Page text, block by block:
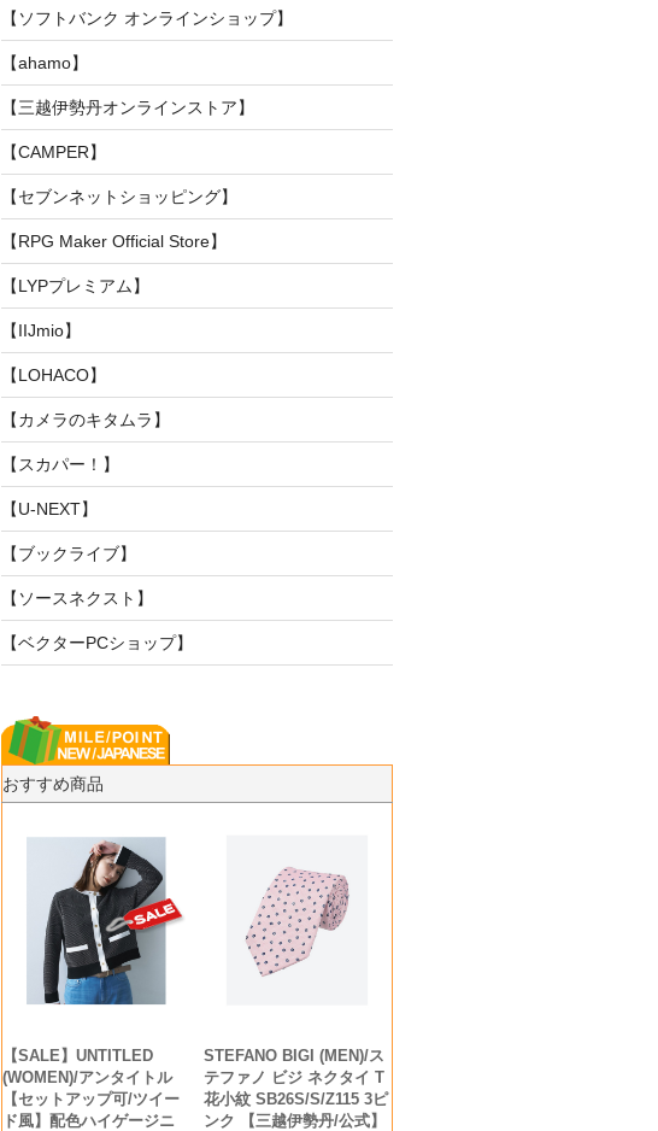
【ソフトバンク オンラインショップ】
【ahamo】
【三越伊勢丹オンラインストア】
【CAMPER】
【セブンネットショッピング】
【RPG Maker Official Store】
【LYPプレミアム】
【IIJmio】
【LOHACO】
【カメラのキタムラ】
【スカパー！】
【U-NEXT】
【ブックライブ】
【ソースネクスト】
【ベクターPCショップ】
おすすめ商品
【SALE】UNTITLED
(WOMEN)/アンタイトル
【セットアップ可/ツイー
ド風】配色ハイゲージニ
STEFANO BIGI (MEN)/ス
テファノ ビジ ネクタイ T
花小紋 SB26S/S/Z115 3ピ
ンク 【三越伊勢丹/公式】